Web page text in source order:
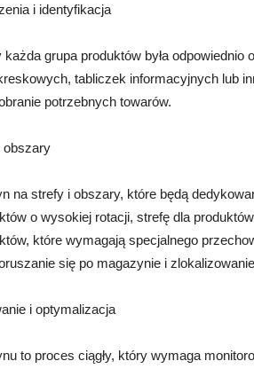
i identyfikacja
każda grupa produktów była
tabliczek informacyjnych lub
potrzebnych towarów.
obszary
na strefy i obszary, które będą
o wysokiej rotacji, strefę dla
które wymagają specjalnego
się po magazynie i
i optymalizacja
to proces ciągły, który wymaga